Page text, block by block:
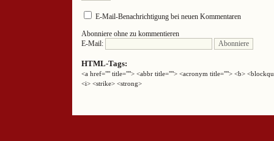
E-Mail-Benachrichtigung bei neuen Kommentaren
Abonniere ohne zu kommentieren
E-Mail:
HTML-Tags:
<a href="" title=""> <abbr title=""> <acronym title=""> <b>
<i> <strike> <strong>